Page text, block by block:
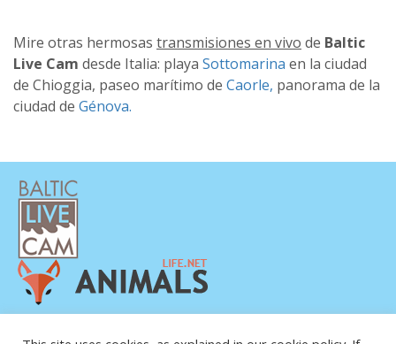
Mire otras hermosas transmisiones en vivo de Baltic
Live Cam desde Italia: playa Sottomarina en la ciudad
de Chioggia, paseo marítimo de Caorle, panorama de la
ciudad de Génova.